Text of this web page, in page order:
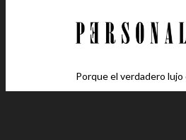
Porque el verdadero